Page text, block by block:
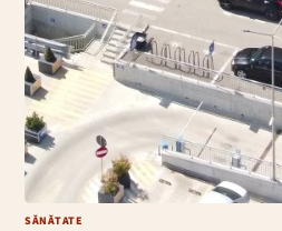
SĂNĂTATE